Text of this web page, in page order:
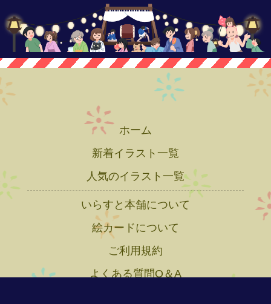
ホーム
新着イラスト一覧
人気のイラスト一覧
いらすと本舗について
絵カードについて
ご利用規約
よくある質問Q＆A